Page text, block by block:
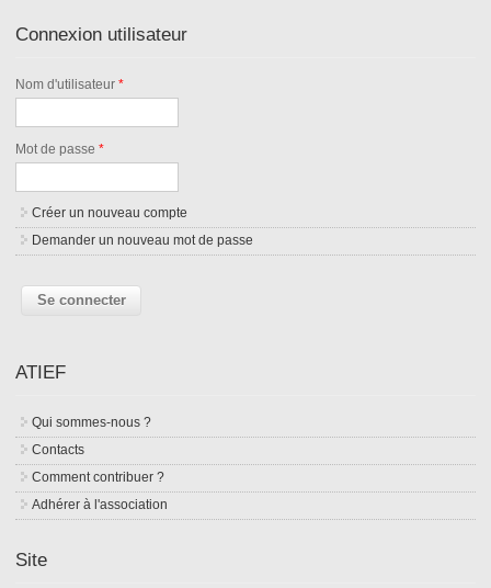
Connexion utilisateur
Nom d'utilisateur*
Mot de passe*
Créer un nouveau compte
Demander un nouveau mot de passe
ATIEF
Qui sommes-nous ?
Contacts
Comment contribuer ?
Adhérer à l'association
Site